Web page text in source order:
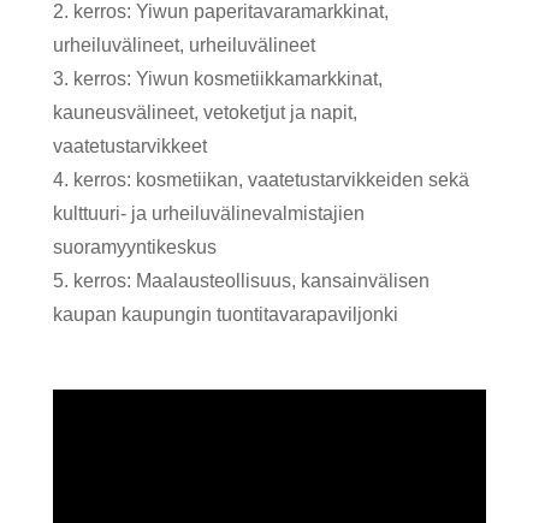
2. kerros: Yiwun paperitavaramarkkinat,
urheiluvälineet, urheiluvälineet
3. kerros: Yiwun kosmetiikkamarkkinat,
kauneusvälineet, vetoketjut ja napit,
vaatetustarvikkeet
4. kerros: kosmetiikan, vaatetustarvikkeiden sekä
kulttuuri- ja urheiluvälinevalmistajien
suoramyyntikeskus
5. kerros: Maalausteollisuus, kansainvälisen
kaupan kaupungin tuontitavarapaviljonki